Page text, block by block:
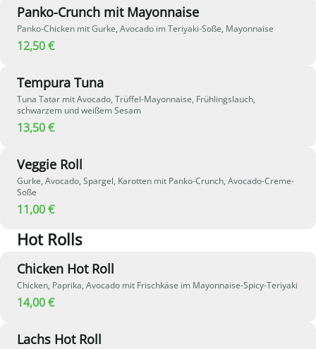
Panko-Crunch mit Mayonnaise
Panko-Chicken mit Gurke, Avocado im Teriyaki-Soße, Mayonnaise
12,50 €
Tempura Tuna
Tuna Tatar mit Avocado, Trüffel-Mayonnaise, Frühlingslauch,
schwarzem und weißem Sesam
13,50 €
Veggie Roll
Gurke, Avocado, Spargel, Karotten mit Panko-Crunch, Avocado-Creme-
Soße
11,00 €
Hot Rolls
Chicken Hot Roll
Chicken, Paprika, Avocado mit Frischkäse im Mayonnaise-Spicy-Teriyaki
14,00 €
Lachs Hot Roll